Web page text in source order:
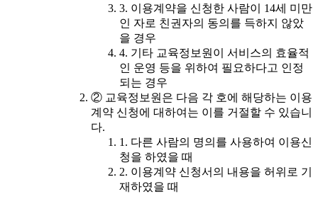
3. 이용계약을 신청한 사람이 14세 미만
인 자로 친권자의 동의를 득하지 않았
을 경우
4. 기타 교육정보원이 서비스의 효율적
인 운영 등을 위하여 필요하다고 인정
되는 경우
② 교육정보원은 다음 각 호에 해당하는 이용
계약 신청에 대하여는 이를 거절할 수 있습니
다.
1. 다른 사람의 명의를 사용하여 이용신
청을 하였을 때
2. 이용계약 신청서의 내용을 허위로 기
재하였을 때